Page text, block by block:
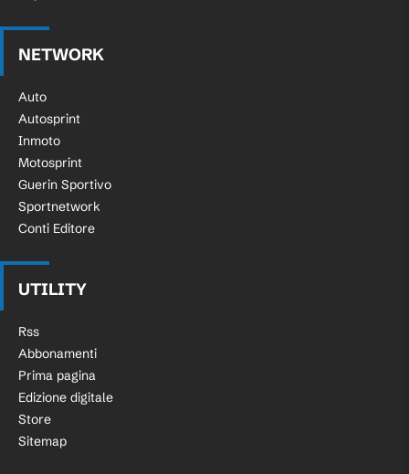
NETWORK
Auto
Autosprint
Inmoto
Motosprint
Guerin Sportivo
Sportnetwork
Conti Editore
UTILITY
Rss
Abbonamenti
Prima pagina
Edizione digitale
Store
Sitemap